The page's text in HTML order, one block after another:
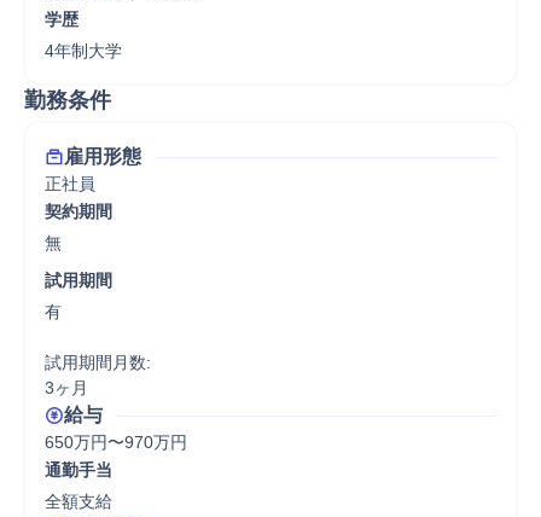
学歴
4年制大学
勤務条件
雇用形態
正社員
契約期間
無
試用期間
有
試用期間月数:
3ヶ月
給与
650万円〜970万円
通勤手当
全額支給